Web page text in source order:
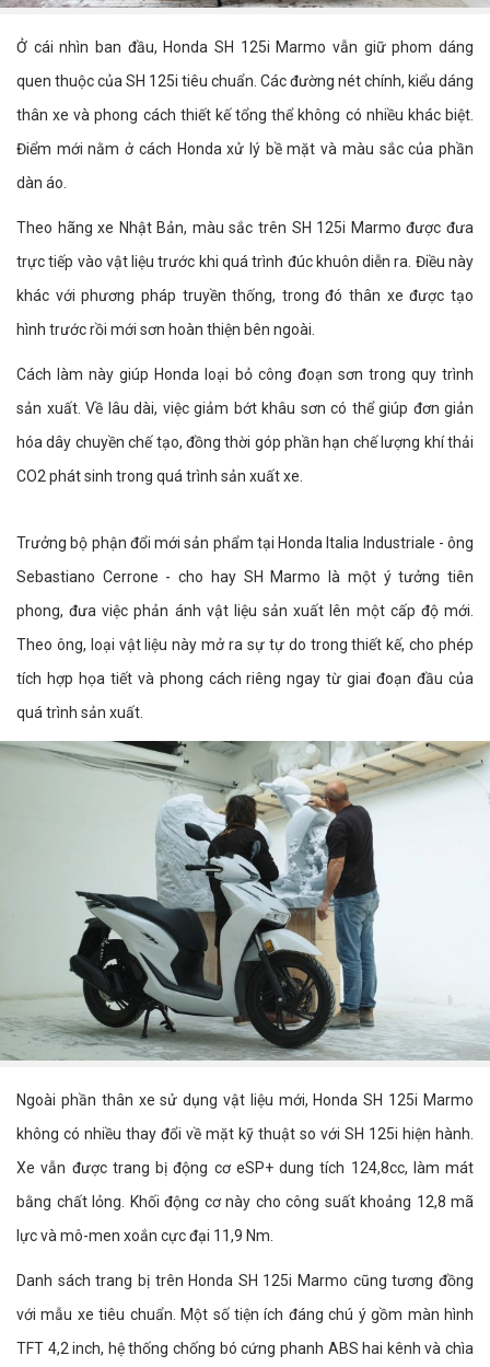
Ở cái nhìn ban đầu, Honda SH 125i Marmo vẫn giữ phom dáng
quen thuộc của SH 125i tiêu chuẩn. Các đường nét chính, kiểu dáng
thân xe và phong cách thiết kế tổng thể không có nhiều khác biệt.
Điểm mới nằm ở cách Honda xử lý bề mặt và màu sắc của phần
dàn áo.
Theo hãng xe Nhật Bản, màu sắc trên SH 125i Marmo được đưa
trực tiếp vào vật liệu trước khi quá trình đúc khuôn diễn ra. Điều này
khác với phương pháp truyền thống, trong đó thân xe được tạo
hình trước rồi mới sơn hoàn thiện bên ngoài.
Cách làm này giúp Honda loại bỏ công đoạn sơn trong quy trình
sản xuất. Về lâu dài, việc giảm bớt khâu sơn có thể giúp đơn giản
hóa dây chuyền chế tạo, đồng thời góp phần hạn chế lượng khí thải
CO2 phát sinh trong quá trình sản xuất xe.
Trưởng bộ phận đổi mới sản phẩm tại Honda Italia Industriale - ông
Sebastiano Cerrone - cho hay SH Marmo là một ý tưởng tiên
phong, đưa việc phản ánh vật liệu sản xuất lên một cấp độ mới.
Theo ông, loại vật liệu này mở ra sự tự do trong thiết kế, cho phép
tích hợp họa tiết và phong cách riêng ngay từ giai đoạn đầu của
quá trình sản xuất.
Ngoài phần thân xe sử dụng vật liệu mới, Honda SH 125i Marmo
không có nhiều thay đổi về mặt kỹ thuật so với SH 125i hiện hành.
Xe vẫn được trang bị động cơ eSP+ dung tích 124,8cc, làm mát
bằng chất lỏng. Khối động cơ này cho công suất khoảng 12,8 mã
lực và mô-men xoắn cực đại 11,9 Nm.
Danh sách trang bị trên Honda SH 125i Marmo cũng tương đồng
với mẫu xe tiêu chuẩn. Một số tiện ích đáng chú ý gồm màn hình
TFT 4,2 inch, hệ thống chống bó cứng phanh ABS hai kênh và chìa